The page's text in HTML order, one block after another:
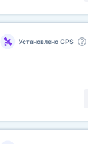
Установлено GPS